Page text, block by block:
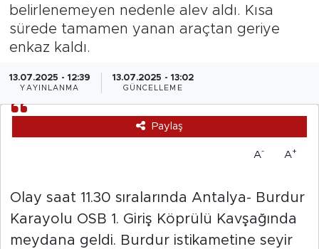
belirlenemeyen nedenle alev aldı. Kısa
sürede tamamen yanan araçtan geriye
enkaz kaldı.
13.07.2025 - 12:39
YAYINLANMA
13.07.2025 - 13:02
GÜNCELLEME
Paylaş
A- A+
Olay saat 11.30 sıralarında Antalya- Burdur
Karayolu OSB 1. Giriş Köprülü Kavşağında
meydana geldi. Burdur istikametine seyir